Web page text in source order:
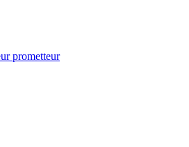
prometteur